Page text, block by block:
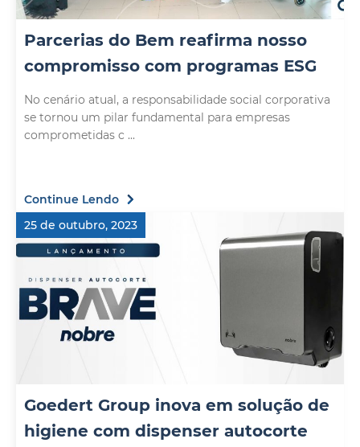
Parcerias do Bem reafirma nosso
compromisso com programas ESG
No cenário atual, a responsabilidade social corporativa
se tornou um pilar fundamental para empresas
comprometidas c ...
Continue Lendo
25 de outubro, 2023
Goedert Group inova em solução de
higiene com dispenser autocorte